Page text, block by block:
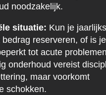
noodzakelijk.
situatie: Kun je jaarlijks
bedrag reserveren, of is je
tot acute
onderhoud vereist
maar voorkomt
schokken.